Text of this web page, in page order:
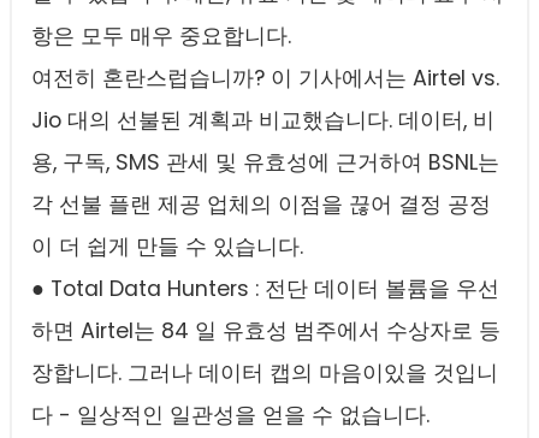
항은 모두 매우 중요합니다.
여전히 혼란스럽습니까? 이 기사에서는 Airtel vs.
Jio 대의 선불된 계획과 비교했습니다. 데이터, 비
용, 구독, SMS 관세 및 유효성에 근거하여 BSNL는
각 선불 플랜 제공 업체의 이점을 끊어 결정 공정
이 더 쉽게 만들 수 있습니다.
● Total Data Hunters : 전단 데이터 볼륨을 우선
하면 Airtel는 84 일 유효성 범주에서 수상자로 등
장합니다. 그러나 데이터 캡의 마음이있을 것입니
다 - 일상적인 일관성을 얻을 수 없습니다.